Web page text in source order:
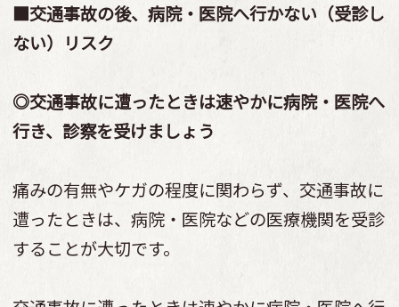
■交通事故の後、病院・医院へ行かない（受診し
ない）リスク
◎交通事故に遭ったときは速やかに病院・医院へ
行き、診察を受けましょう
痛みの有無やケガの程度に関わらず、交通事故に
遭ったときは、病院・医院などの医療機関を受診
することが大切です。